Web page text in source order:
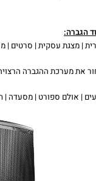
הגברה:
| מצגת עסקית | סרטים |
את מערכת ההגברה
| אולם ספורט | מסעדה